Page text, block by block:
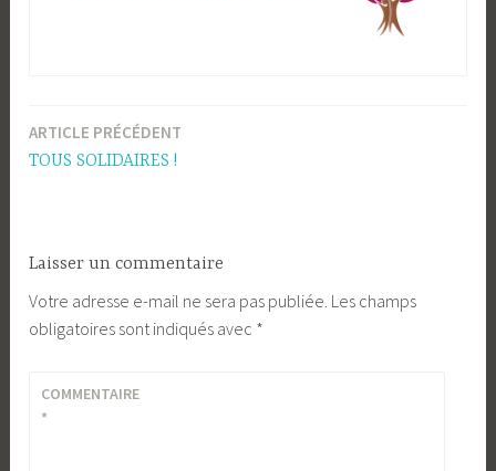
Navigation
ARTICLE PRÉCÉDENT
TOUS SOLIDAIRES !
Laisser un commentaire
Votre adresse e-mail ne sera pas publiée. Les champs
obligatoires sont indiqués avec *
COMMENTAIRE
*